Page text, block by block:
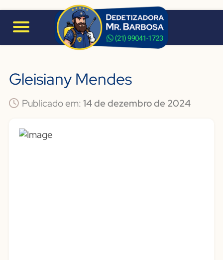
Gleisiany Mendes
Publicado em:14 de dezembro de 2024